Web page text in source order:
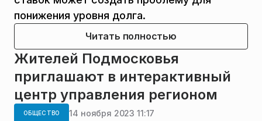
понижения уровня долга.
Читать полностью
Жителей Подмосковья
приглашают в интерактивный
центр управления регионом
ОБЩЕСТВО 14 ноября 2023 11:17